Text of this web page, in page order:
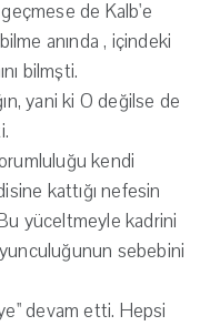
de Kalb'e
anında , içindeki
bilmşti.
yani ki O değilse de
kendi
kattığı nefesin
yüceltmeyle kadrini
sebebini
devam etti. Hepsi